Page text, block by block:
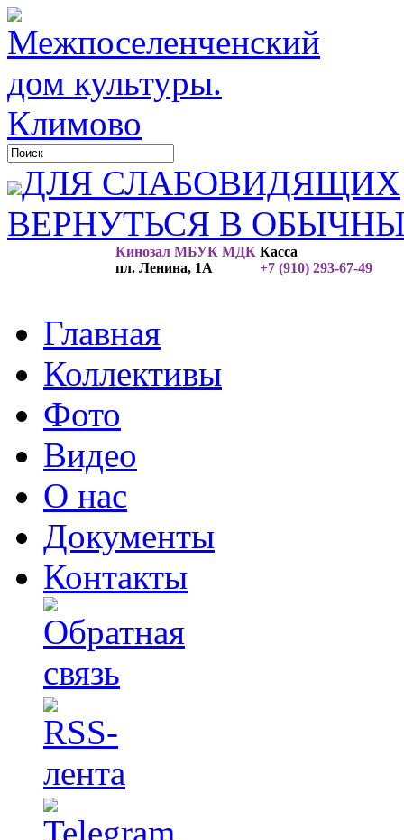
ДЛЯ СЛАБОВИДЯЩИХ
ВЕРНУТЬСЯ В
Кинозал МБУК МДК
пл. Ленина, 1А
Касса
+7 (910) 293-67-49
Главная
Коллективы
Фото
Видео
О нас
Документы
Контакты